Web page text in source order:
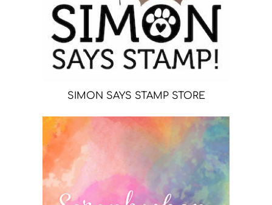
SIMON SAYS STAMP STORE